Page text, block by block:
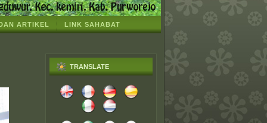
ARTIKEL LINK SAHABAT
TRANSLATE